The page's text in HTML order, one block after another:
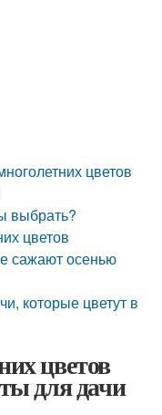
цветов
выбрать?
цветов
сажают осенью
которые цветут в
цветов
для дачи